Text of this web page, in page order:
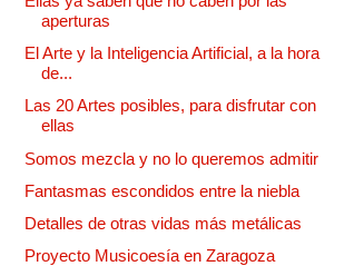
aperturas
El Arte y la Inteligencia Artificial, a la hora
de...
Las 20 Artes posibles, para disfrutar con
ellas
Somos mezcla y no lo queremos admitir
Fantasmas escondidos entre la niebla
Detalles de otras vidas más metálicas
Proyecto Musicoesía en Zaragoza